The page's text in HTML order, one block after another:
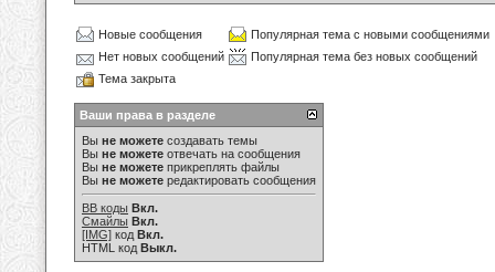
Новые сообщения
Популярная тема с новыми сообщениями
Нет новых сообщений
Популярная тема без новых сообщений
Тема закрыта
Ваши права в разделе
Вы не можете создавать темы
Вы не можете отвечать на сообщения
Вы не можете прикреплять файлы
Вы не можете редактировать сообщения
BB коды Вкл.
Смайлы Вкл.
[IMG] код Вкл.
HTML код Выкл.